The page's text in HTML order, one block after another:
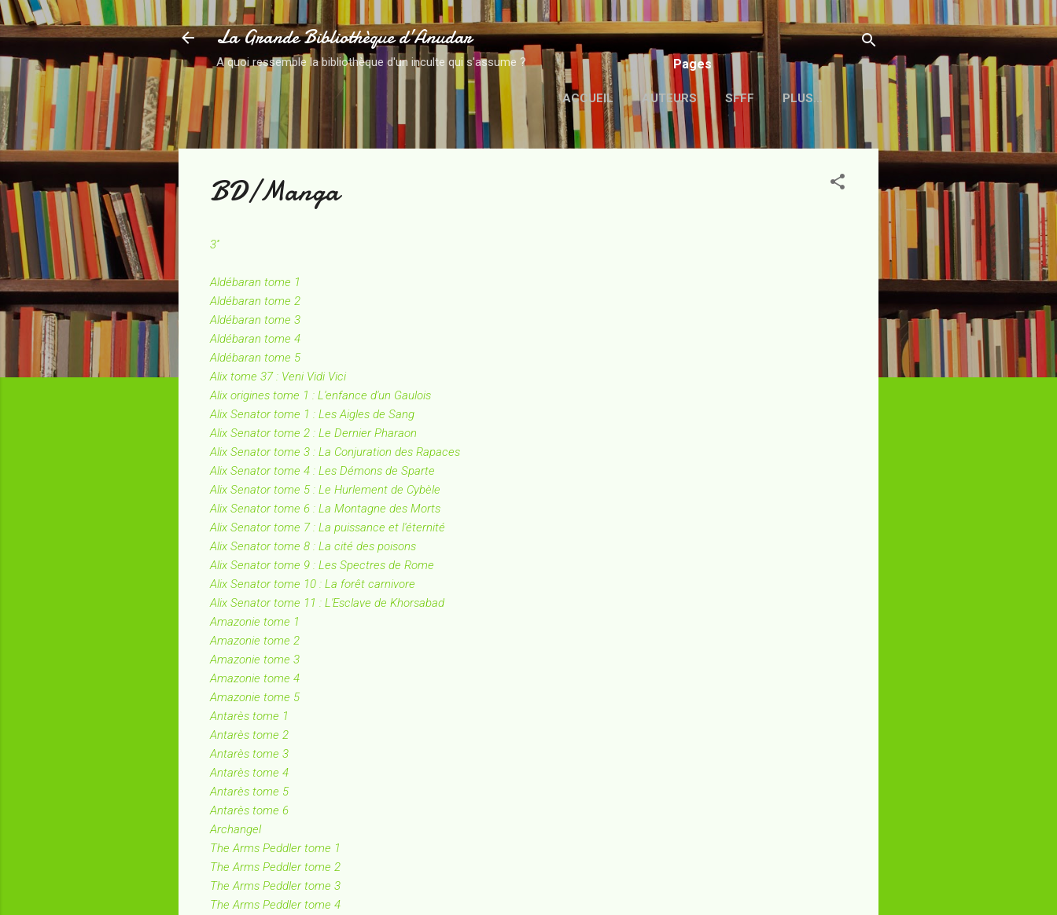
Accéder au contenu principal
La Grande Bibliothèque d’Anudar
A quoi ressemble la bibliothèque d'un inculte qui s'assume ? Pages
ACCUEIL AUTEURS SFFF PLUS…
BD/Manga
3''
Aldébaran tome 1
Aldébaran tome 2
Aldébaran tome 3
Aldébaran tome 4
Aldébaran tome 5
Alix tome 37 : Veni Vidi Vici
Alix origines tome 1 : L'enfance d'un Gaulois
Alix Senator tome 1 : Les Aigles de Sang
Alix Senator tome 2 : Le Dernier Pharaon
Alix Senator tome 3 : La Conjuration des Rapaces
Alix Senator tome 4 : Les Démons de Sparte
Alix Senator tome 5 : Le Hurlement de Cybèle
Alix Senator tome 6 : La Montagne des Morts
Alix Senator tome 7 : La puissance et l'éternité
Alix Senator tome 8 : La cité des poisons
Alix Senator tome 9 : Les Spectres de Rome
Alix Senator tome 10 : La forêt carnivore
Alix Senator tome 11 : L'Esclave de Khorsabad
Amazonie tome 1
Amazonie tome 2
Amazonie tome 3
Amazonie tome 4
Amazonie tome 5
Antarès tome 1
Antarès tome 2
Antarès tome 3
Antarès tome 4
Antarès tome 5
Antarès tome 6
Archangel
The Arms Peddler tome 1
The Arms Peddler tome 2
The Arms Peddler tome 3
The Arms Peddler tome 4